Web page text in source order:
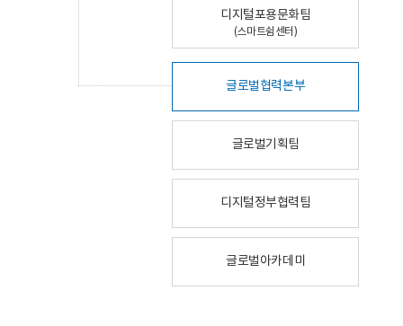
디지털포용문화팀
(스마트쉼센터)
글로벌협력본부
글로벌기획팀
디지털정부협력팀
글로벌아카데미